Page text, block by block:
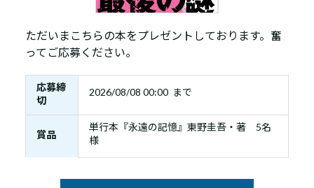
ただいまこちらの本をプレゼントしております。奮
ってご応募ください。
応募締
切
2026/08/08 00:00 まで
賞品
単行本『永遠の記憶』東野圭吾・著 5名
様